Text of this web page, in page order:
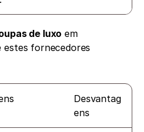
de luxo
em
estes fornecedores
Desvantag
ens